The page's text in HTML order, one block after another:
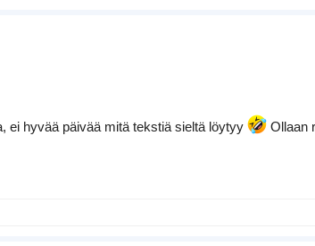
ei hyvää päivää mitä tekstiä sieltä löytyy
Ollaan